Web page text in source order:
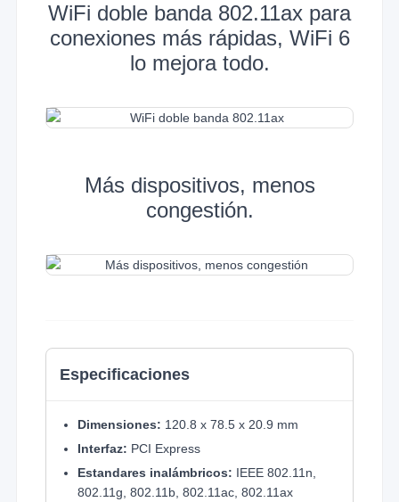
WiFi doble banda 802.11ax para
conexiones más rápidas, WiFi 6
lo mejora todo.
Más dispositivos, menos
congestión.
Especificaciones
Dimensiones: 120.8 x 78.5 x 20.9 mm
Interfaz: PCI Express
Estandares inalámbricos: IEEE 802.11n,
802.11g, 802.11b, 802.11ac, 802.11ax